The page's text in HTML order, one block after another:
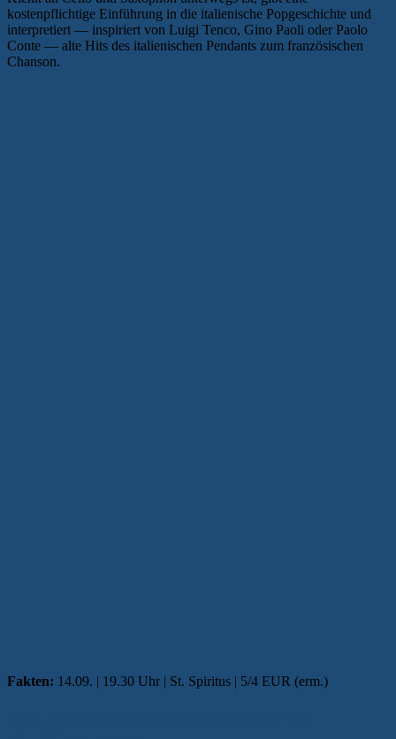
kostenpflichtige Einführung in die italienische Popgeschichte und
interpretiert — inspiriert von Luigi Tenco, Gino Paoli oder Paolo
Conte — alte Hits des italienischen Pendants zum französischen
Chanson.
Fakten: 14.09. | 19.30 Uhr | St. Spiritus | 5/4 EUR (erm.)